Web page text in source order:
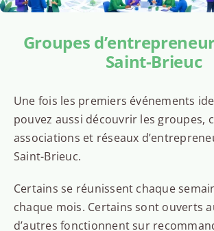
Groupes
Saint-Brieuc
Une fois les premiers événements
pouvez aussi découvrir les groupes,
associations et réseaux
Saint-Brieuc.
Certains se réunissent chaque
chaque mois. Certains sont ouverts
d’autres fonctionnent sur